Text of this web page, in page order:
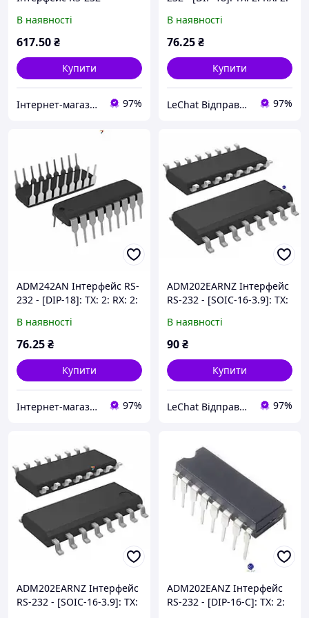
Швидкість: 1 Мбіт / с:
Напруга: 3.6 В
В наявності
617.50₴
Купити
Інтернет-магазин ЗНАКОМО! Відправка від 1 до 5 днів! На деякі товари може бути передплата! 97%
Напруга: 5 В
В наявності
76.25₴
Купити
LeChat Відправка від 1 до 5 днів! На деякі товари може бути передплата! 97%
ADM242AN Інтерфейс RS-
232 - [DIP-18]: TX: 2: RX: 2:
Напруга: 5 В
В наявності
76.25₴
Купити
Інтернет-магазин ЗНАКОМО! Відправка від 1 до 5 днів! На деякі товари може бути передплата! 97%
ADM202EARNZ Інтерфейс
RS-232 - [SOIC-16-3.9]: TX:
кбіт / с: Напруга: 4.5 ... 5.5
В
В наявності
90₴
Купити
LeChat Відправка від 1 до 5 днів! На деякі товари може бути передплата! 97%
ADM202EARNZ Інтерфейс
RS-232 - [SOIC-16-3.9]: TX:
ADM202EANZ Інтерфейс
RS-232 - [DIP-16-C]: TX: 2: